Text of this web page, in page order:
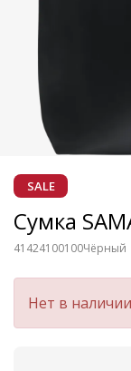
SALE
Сумка
41424100100Чёрный
Нет в наличии